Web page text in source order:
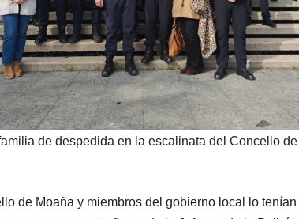
de despedida en la escalinata del Concello
de Moaña y miembros del gobierno local lo